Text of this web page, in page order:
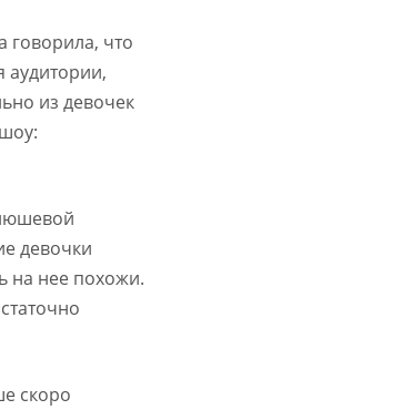
говорила, что
аудитории,
из девочек
девочки
на нее похожи.
скоро